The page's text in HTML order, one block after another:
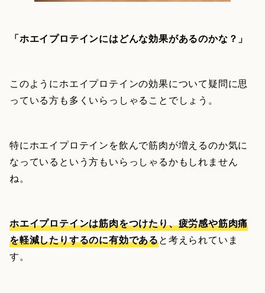
「ホエイプロテインにはどんな効果があるのかな？」
このようにホエイプロテインの効果について疑問に思
っている方も多くいらっしゃることでしょう。
特にホエイプロテインを飲んで筋肉が増えるのか気に
なっているという方もいらっしゃるかもしれません
ね。
ホエイプロテインは筋肉をつけたり、疲労感や筋肉痛
を軽減したりするのに有効であると考えられていま
す。